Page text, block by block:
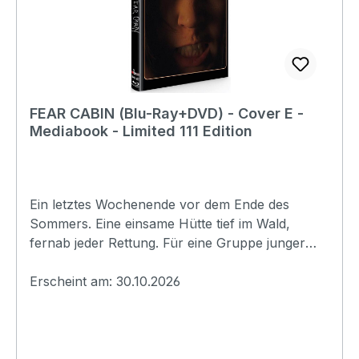
(1080p)Produktion:2024 USARegisseur:Brian
KrainsonSchauspieler: Brian Krainson Jennifer
Barlow Brody Wellmaker Violet SinClair Téa
Marie Karlsson Parker Denning Bianca Medeiros
Hersteller (Informationspflichten zur GPSR
Produktsicherheitsverordnung)Herstellerinforma
FEAR CABIN (Blu-Ray+DVD) - Cover E -
Mediabook - Limited 111 Edition
Ein letztes Wochenende vor dem Ende des
Sommers. Eine einsame Hütte tief im Wald,
fernab jeder Rettung. Für eine Gruppe junger
werden, doch das alte Gemäuer birgt eine
Erscheint am: 30.10.2026